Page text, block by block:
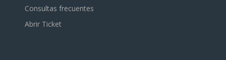
Consultas frecuentes
Abrir Ticket